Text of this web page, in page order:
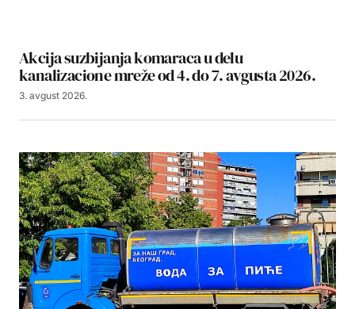
Akcija suzbijanja komaraca u delu
kanalizacione mreže od 4. do 7. avgusta 2026.
3. avgust 2026.